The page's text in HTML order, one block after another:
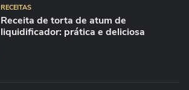
RECEITAS
Receita de torta de atum de
liquidificador: prática e deliciosa